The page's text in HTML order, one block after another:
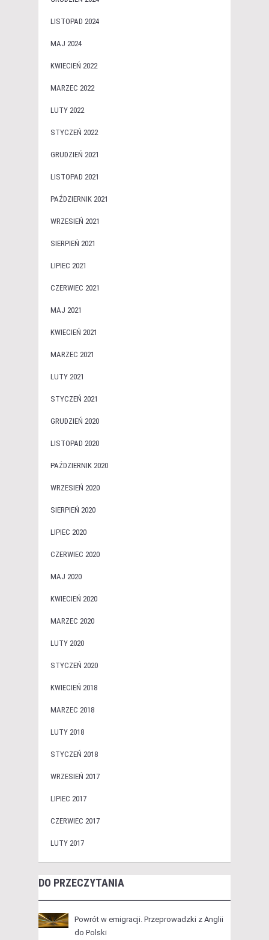
LISTOPAD 2024
MAJ 2024
KWIECIEŃ 2022
MARZEC 2022
LUTY 2022
STYCZEŃ 2022
GRUDZIEŃ 2021
LISTOPAD 2021
PAŹDZIERNIK 2021
WRZESIEŃ 2021
SIERPIEŃ 2021
LIPIEC 2021
CZERWIEC 2021
MAJ 2021
KWIECIEŃ 2021
MARZEC 2021
LUTY 2021
STYCZEŃ 2021
GRUDZIEŃ 2020
LISTOPAD 2020
PAŹDZIERNIK 2020
WRZESIEŃ 2020
SIERPIEŃ 2020
LIPIEC 2020
CZERWIEC 2020
MAJ 2020
KWIECIEŃ 2020
MARZEC 2020
LUTY 2020
STYCZEŃ 2020
KWIECIEŃ 2018
MARZEC 2018
LUTY 2018
STYCZEŃ 2018
WRZESIEŃ 2017
LIPIEC 2017
CZERWIEC 2017
LUTY 2017
DO PRZECZYTANIA
Powrót w emigracji. Przeprowadzki z Anglii
do Polski